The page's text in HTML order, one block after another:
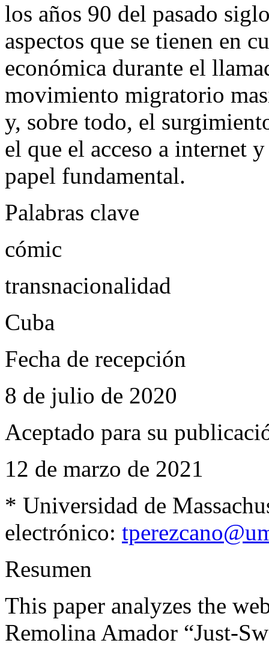
los años 90 del pasado
aspectos que se tienen en
económica durante el
movimiento migratorio
y, sobre todo, el
el que el acceso a internet
papel fundamental.
Palabras clave
cómic
transnacionalidad
Cuba
Fecha de recepción
8 de julio de 2020
Aceptado para su
12 de marzo de 2021
* Universidad de
electrónico:
Resumen
This paper analyzes the
Remolina Amador “Just-